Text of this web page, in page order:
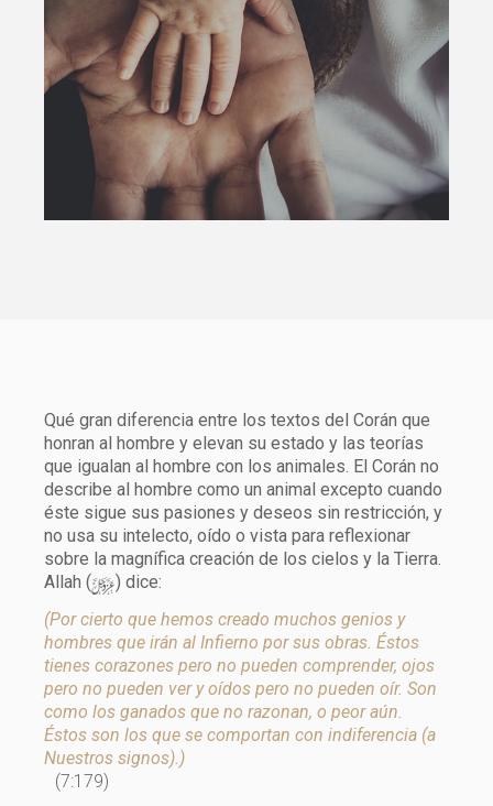
Qué gran diferencia entre los textos del Corán que
honran al hombre y elevan su estado y las teorías
que igualan al hombre con los animales. El Corán no
describe al hombre como un animal excepto cuando
éste sigue sus pasiones y deseos sin restricción, y
no usa su intelecto, oído o vista para reflexionar
sobre la magnífica creación de los cielos y la Tierra.
Allah (y) dice:
(Por cierto que hemos creado muchos genios y
hombres que irán al Infierno por sus obras. Éstos
tienes corazones pero no pueden comprender, ojos
pero no pueden ver y oídos pero no pueden oír. Son
como los ganados que no razonan, o peor aún.
Éstos son los que se comportan con indiferencia (a
Nuestros signos).)
(7:179)